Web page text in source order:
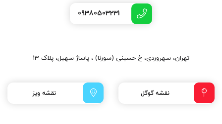
09380503231
تهران، سهروردی، خ حسینی (سورنا) ، پاساژ سهیل، پلاک 13
نقشه گوگل نقشه ویز